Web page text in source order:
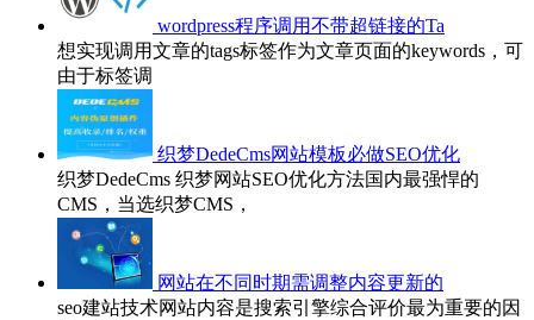
wordpress程序调用不带超链接的Ta
想实现调用文章的tags标签作为文章页面的keywords，可
由于标签调
织梦DedeCms网站模板必做SEO优化
织梦DedeCms 织梦网站SEO优化方法国内最强悍的
CMS，当选织梦CMS，
网站在不同时期需调整内容更新的
seo建站技术网站内容是搜索引擎综合评价最为重要的因